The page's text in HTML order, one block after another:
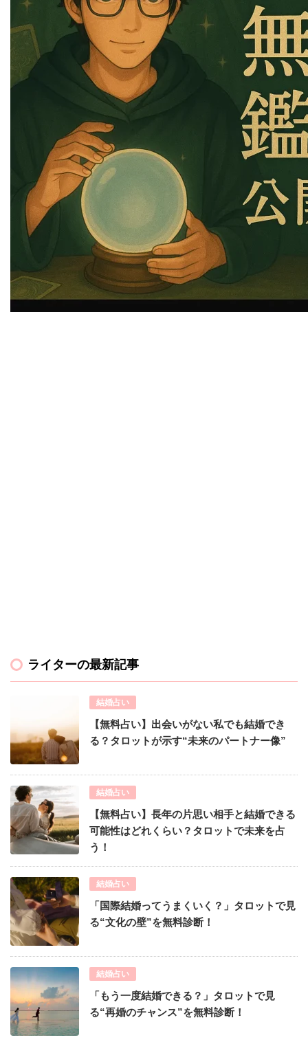
ライターの最新記事
結婚占い
【無料占い】出会いがない私でも結婚でき
る？タロットが示す“未来のパートナー像”
結婚占い
【無料占い】長年の片思い相手と結婚できる
可能性はどれくらい？タロットで未来を占
う！
結婚占い
「国際結婚ってうまくいく？」タロットで見
る“文化の壁”を無料診断！
結婚占い
「もう一度結婚できる？」タロットで見
る“再婚のチャンス”を無料診断！